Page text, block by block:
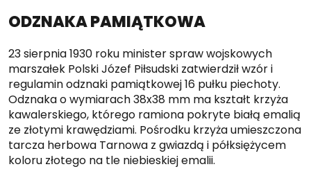
ODZNAKA PAMIĄTKOWA
23 sierpnia 1930 roku minister spraw wojskowych
marszałek Polski Józef Piłsudski zatwierdził wzór i
regulamin odznaki pamiątkowej 16 pułku piechoty.
Odznaka o wymiarach 38x38 mm ma kształt krzyża
kawalerskiego, którego ramiona pokryte białą emalią
ze złotymi krawędziami. Pośrodku krzyża umieszczona
tarcza herbowa Tarnowa z gwiazdą i półksiężycem
koloru złotego na tle niebieskiej emalii.